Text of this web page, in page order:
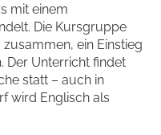
mit einem
Die Kursgruppe
ein Einstieg
Der Unterricht findet
statt – auch in
wird Englisch als